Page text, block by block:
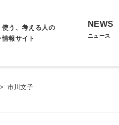
使う、考える人の
報サイト
NEWS
ニュース
> 市川文子